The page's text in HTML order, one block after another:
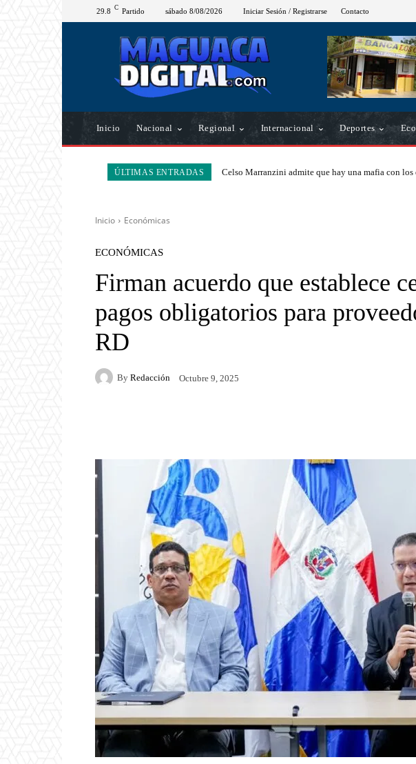
29.8 C Partido sábado 8/08/2026 Iniciar Sesión / Registrarse Contacto
Inicio Nacional Regional Internacional Deportes
ÚLTIMAS ENTRADAS Celso Marranzini admite que hay una mafia con
Inicio Económicas
ECONÓMICAS
Firman acuerdo que establece
pagos obligatorios para
RD
By Redacción Octubre 9, 2025